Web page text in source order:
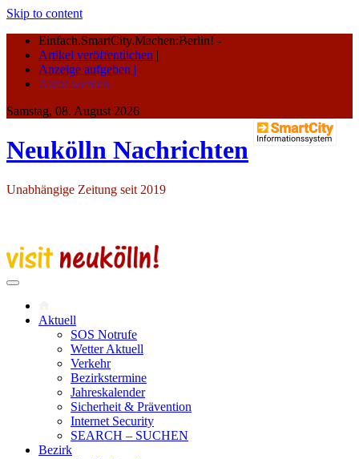
Skip to content
Einfach.SmartCity.Machen:Berlin! -
Artikel veröffentlichen |
Anzeige aufgeben |
Autor werden
Samstag, 08. August 2026
Neukölln Nachrichten
Unabhängige Zeitung seit 2019
Aktuell
SOS Notrufe
Wetter Aktuell
Verkehr
Bezirkstermine
Jahreskalender
Sicherheit & Prävention
Internet Security
SEARCH – SUCHEN
Bezirk